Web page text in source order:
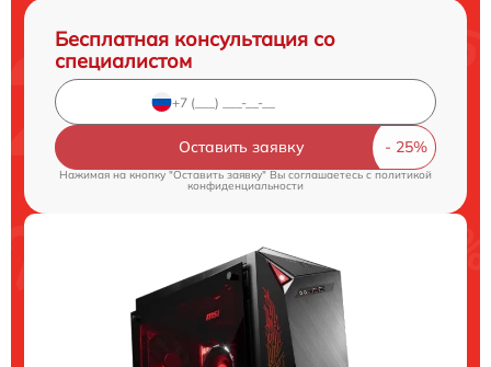
Бесплатная консультация со
специалистом
Оставить заявку
Нажимая на кнопку "Оставить заявку" Вы соглашаетесь cполитикой
конфиденциальности